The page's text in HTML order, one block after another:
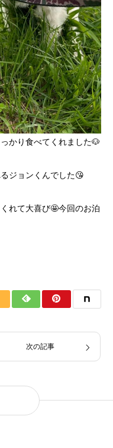
かり食べてくれました🐶
ジョンくんでした😘
れて大喜び🤩今回のお泊
次の記事